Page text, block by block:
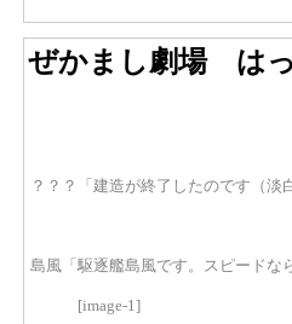
ぜかまし劇場 は
？？？「建造が終了したのです（淡
島風「駆逐艦島風です。スピードな
[image-1]